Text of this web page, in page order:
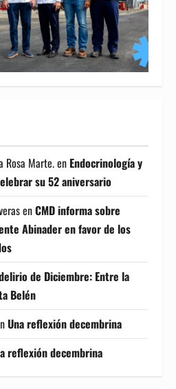
Rosa Marte.en Endocrinología y
su 52 aniversario
enCMD informa sobre
Abinader en favor de los
de Diciembre: Entre la
Belén
Una reflexión decembrina
reflexión decembrina